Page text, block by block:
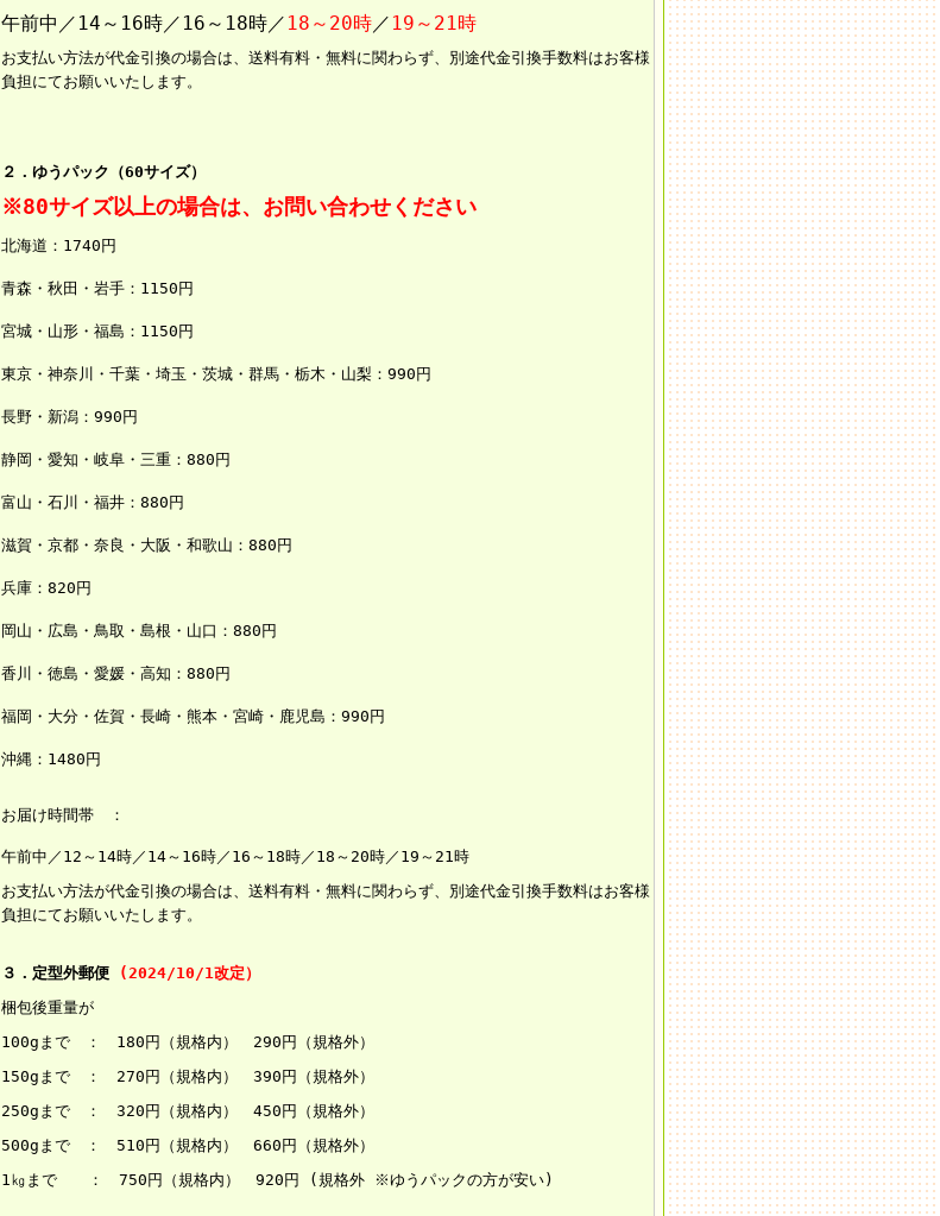
午前中／14～16時／16～18時／ 18～20時／ 19～21時
お支払い方法が代金引換の場合は、送料有料・無料に関わらず、別途代金引換手数料はお客様
負担にてお願いいたします。
２．ゆうパック（60サイズ）
※80サイズ以上の場合は、お問い合わせください
北海道：1740円
青森・秋田・岩手：1150 円
宮城・山形・福島：1150円
東京・神奈川・千葉・埼玉・茨城・群馬・栃木・山梨：990円
長野・新潟：990円
静岡・愛知・岐阜・三重：880円
富山・石川・福井：880円
滋賀・京都・奈良・大阪・和歌山：880円
兵庫：820円
岡山・広島・鳥取・島根・山口：880円
香川・徳島・愛媛・高知：880円
福岡・大分・佐賀・長崎・熊本・宮崎・鹿児島：990円
沖縄：1480円
お届け時間帯 ：
午前中／12～14時／14～16時／16～18時／18～20時／19～21時
お支払い方法が代金引換の場合は、送料有料・無料に関わらず、別途代金引換手数料はお客様
負担にてお願いいたします。
３．定型外郵便
(2024/10/1改定）
梱包後重量が
100gまで ： 180円（規格内） 290円（規格外）
150g まで ： 270円（規格内） 390円（規格外）
250gまで ： 320円（規格内） 450円（規格外）
500gまで ： 510円（規格内） 660円（規格外）
1㎏まで ： 750円（規格内） 920円 (規格外 ※ゆうパックの方が安い)